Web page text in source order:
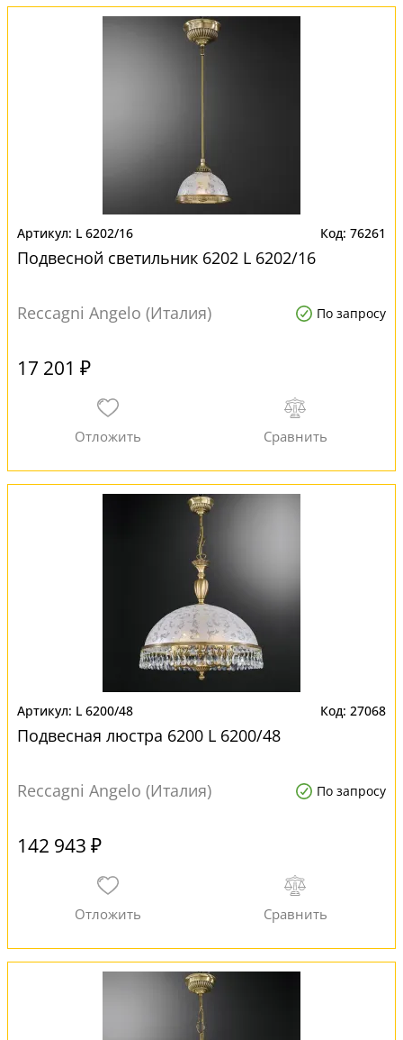
L 6202/16 76261
Подвесной светильник 6202 L 6202/16
Reccagni Angelo (Италия) По запросу
17 201 ₽
L 6200/48 27068
Подвесная люстра 6200 L 6200/48
Reccagni Angelo (Италия) По запросу
142 943 ₽